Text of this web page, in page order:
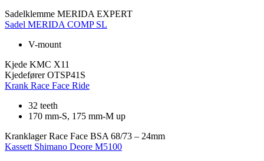
Sadelklemme MERIDA EXPERT
Sadel MERIDA COMP SL
V-mount
Kjede KMC X11
Kjedefører OTSP41S
Krank Race Face Ride
32 teeth
170 mm-S, 175 mm-M up
Kranklager Race Face BSA 68/73 – 24mm
Kassett Shimano Deore M5100